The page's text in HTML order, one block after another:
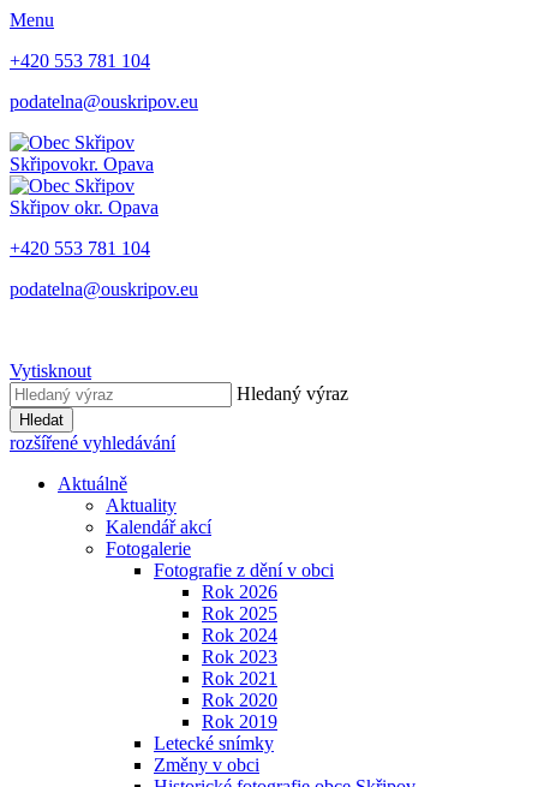
Menu
+420 553 781 104
podatelna@ouskripov.eu
Skřipovokr. Opava
Skřipov okr. Opava
+420 553 781 104
podatelna@ouskripov.eu
Vytisknout
Hledaný výraz
Hledat
rozšířené vyhledávání
Aktuálně
Aktuality
Kalendář akcí
Fotogalerie
Fotografie z dění v obci
Rok 2026
Rok 2025
Rok 2024
Rok 2023
Rok 2021
Rok 2020
Rok 2019
Letecké snímky
Změny v obci